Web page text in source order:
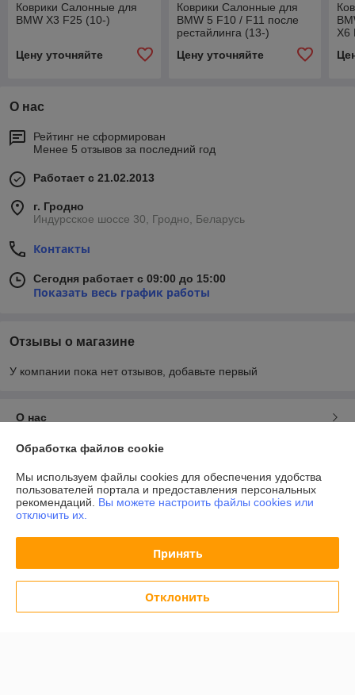
Коврики Салонные для
BMW X3 F25 (10-)
Цену уточняйте
Коврики Салонные для
BMW 5 F10 / F11 после
рестайлинга (13-)
Цену уточняйте
X6
О нас
Рейтинг не сформирован
Менее 5 отзывов за последний год
Работает с 21.02.2013
г. Гродно
Индурсское шоссе 30, Гродно, Беларусь
Контакты
Сегодня работает с 09:00 до 15:00
Показать весь график работы
Отзывы о магазине
У компании пока нет отзывов, добавьте первый
О нас
Контакты
Доставка и оплата
Полная версия сайта
Политика обработки cookies
Обработка файлов cookie
Мы используем файлы cookies для обеспечения удобства
пользователей портала и предоставления персональных
рекомендаций. Вы можете настроить файлы cookies или
отключить их.
Принять
Отклонить